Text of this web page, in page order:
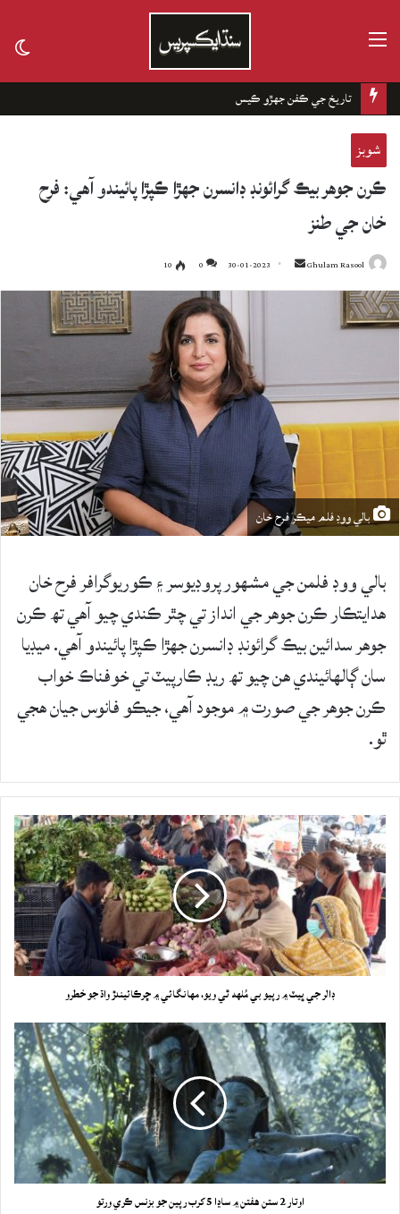
تاريخ جي ڪفن جھڙو ڪيس
شوبز
ڪرن جوهر بيڪ گرائونڊ ڊانسرن جهڙا ڪپڙا پائيندو آهي: فرح
خان جي طنز
Ghulam Rasool
Send
an
30-01-2023
0
10
بالي ووڊ فلم ميڪر فرح خان
بالي ووڊ فلمن جي مشهور پروڊيوسر ۽ ڪوريوگرافر فرح خان
هدايتڪار ڪرن جوهر جي انداز تي چٿر ڪندي چيو آهي تھ ڪرن
جوهر سدائين بيڪ گرائونڊ ڊانسرن جهڙا ڪپڙا پائيندو آهي. ميڊيا
سان ڳالهائيندي هن چيو تھ ريڊ ڪارپيٽ تي خوفناڪ خواب
ڪرن جوهر جي صورت ۾ موجود آهي، جيڪو فانوس جيان هجي
ٿو.
ڊالر جي ڀيٽ ۾ رپيو بي مُلهه ٿي ويو، مهانگائي ۾ ڇرڪائيندڙ واڌ جو خطرو
اوتار 2 ستن هفتن ۾ ساڍا 5 کرب رپين جو بزنس ڪري ورتو